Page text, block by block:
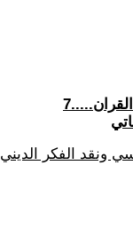
ونقد الفكر الديني